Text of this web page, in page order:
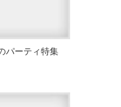
パーティ特集